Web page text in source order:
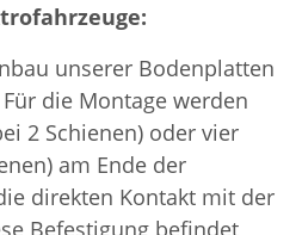
unserer Bodenplatten
die Montage werden
2 Schienen) oder vier
am Ende der
direkten Kontakt mit der
Befestigung befindet